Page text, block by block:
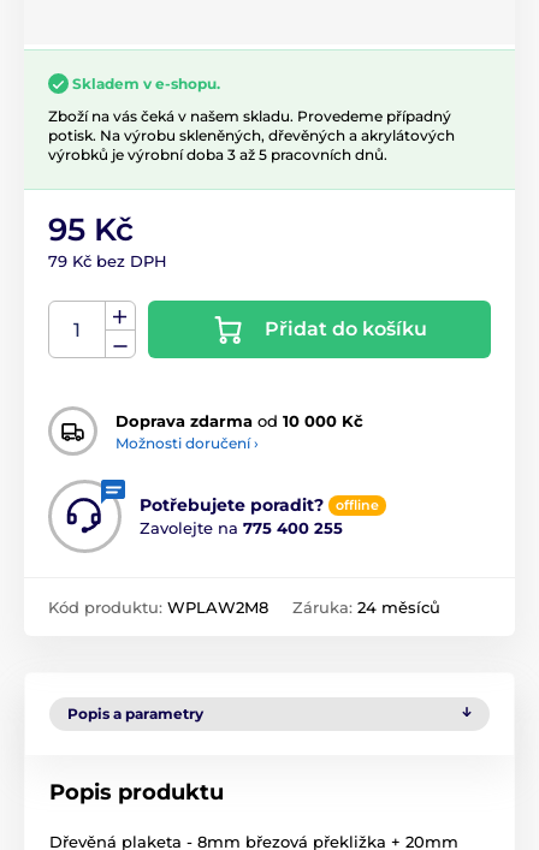
Skladem v e-shopu.
Zboží na vás čeká v našem skladu. Provedeme případný
potisk. Na výrobu skleněných, dřevěných a akrylátových
výrobků je výrobní doba 3 až 5 pracovních dnů.
95 Kč
79 Kč bez DPH
Přidat do košíku
Doprava zdarma od 10 000 Kč
Možnosti doručení ›
Potřebujete poradit? offline
Zavolejte na 775 400 255
Kód produktu: WPLAW2M8 Záruka: 24 měsíců
Popis a parametry
Popis produktu
Dřevěná plaketa - 8mm březová překližka + 20mm